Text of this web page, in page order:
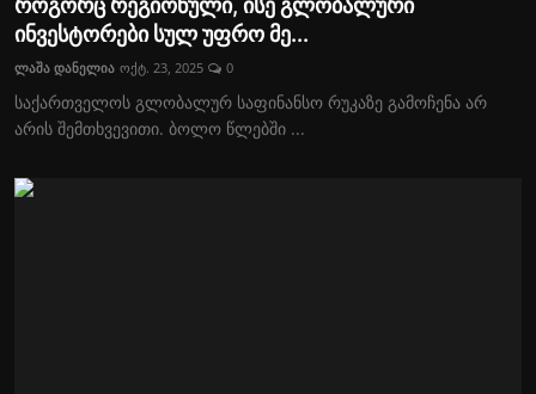
როგორც რეგიონული, ისე გლობალური
ინვესტორები სულ უფრო მე...
ლაშა დანელია ოქტ. 23, 2025 0
საქართველოს გლობალურ საფინანსო რუკაზე გამოჩენა არ
არის შემთხვევითი. ბოლო წლებში ...